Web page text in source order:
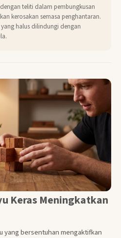
teliti dalam pembungkusan
kerosakan semasa penghantaran.
halus dilindungi dengan
Keras Meningkatkan
yang bersentuhan mengaktifkan